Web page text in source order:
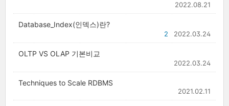
2022.08.21
Database_Index(인덱스)란?
2022.03.24
2
OLTP VS OLAP 기본비교
2022.03.24
Techniques to Scale RDBMS
2021.02.11